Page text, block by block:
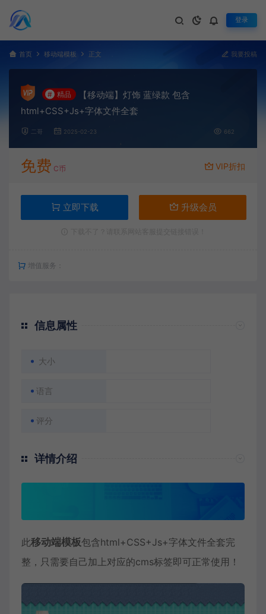
登录
首页 移动端模板 正文 我要投稿
# 精品
【移动端】灯饰 蓝绿款 包含
html+CSS+Js+字体文件全套
二哥 2025-02-23 662
免费 C币 VIP折扣
立即下载 升级会员
增值服务：
信息属性
大小
语言
评分
详情介绍
此移动端模板包含html+CSS+Js+字体文件全套完
整，只需要自己加上对应的cms标签即可正常使用！